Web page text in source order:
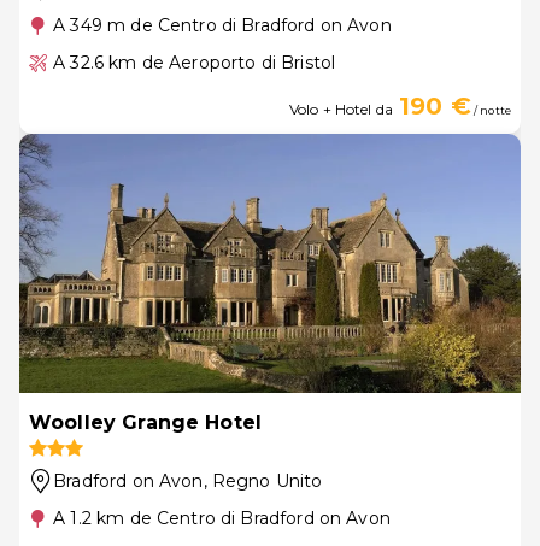
A 349 m de Centro di Bradford on Avon
A 32.6 km de Aeroporto di Bristol
Volo + Hotel da 190 €/ notte
Woolley Grange Hotel
Bradford on Avon, Regno Unito
A 1.2 km de Centro di Bradford on Avon